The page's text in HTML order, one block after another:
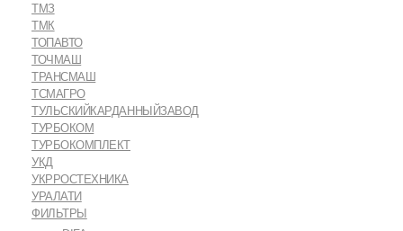
ТМЗ
ТМК
ТОПАВТО
ТОЧМАШ
ТРАНСМАШ
ТСМАГРО
ТУЛЬСКИЙКАРДАННЫЙЗАВОД
ТУРБОКОМ
ТУРБОКОМПЛЕКТ
УКД
УКРРОСТЕХНИКА
УРАЛАТИ
ФИЛЬТРЫ